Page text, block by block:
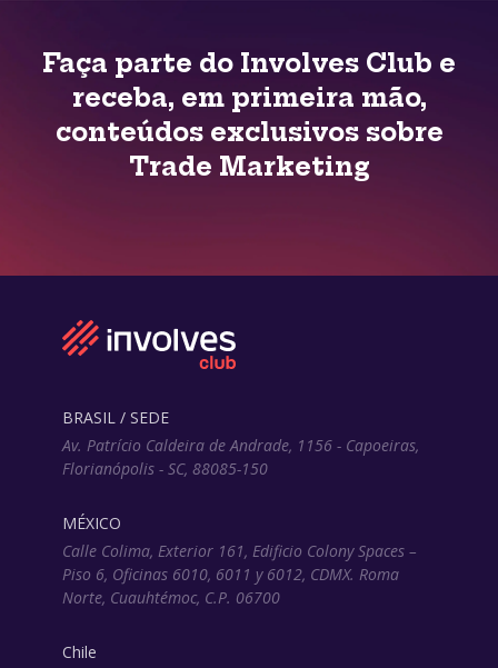
Faça parte do Involves Club e
receba, em primeira mão,
conteúdos exclusivos sobre
Trade Marketing
BRASIL / SEDE
Av. Patrício Caldeira de Andrade, 1156 - Capoeiras,
Florianópolis - SC, 88085-150
MÉXICO
Calle Colima, Exterior 161, Edificio Colony Spaces –
Piso 6, Oficinas 6010, 6011 y 6012, CDMX. Roma
Norte, Cuauhtémoc, C.P. 06700
Chile